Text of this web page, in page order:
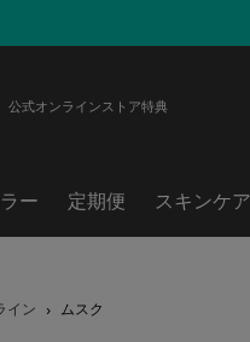
公式オンラインストア特典
ー 定期便 スキンケア
イン ムスク